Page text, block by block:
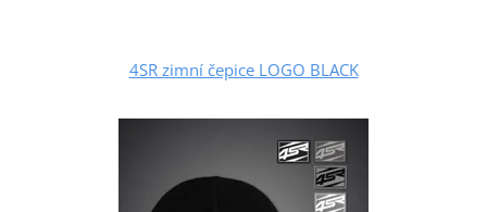
4SR zimní čepice LOGO BLACK